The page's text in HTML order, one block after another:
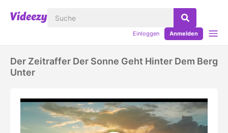
Einloggen Anmelden
Der Zeitraffer Der Sonne Geht Hinter Dem Berg
Unter